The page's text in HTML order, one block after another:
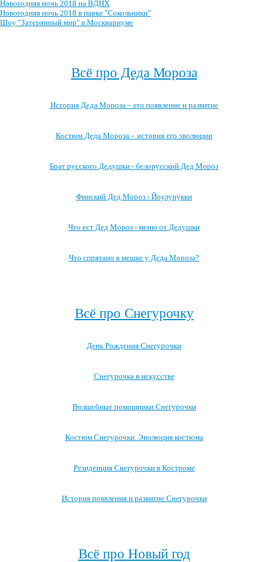
Новогодняя ночь 2018 на ВДНХ
Новогодняя ночь 2018 в парке "Сокольники"
Шоу "Затерянный мир" в Москвариуме
Всё про Деда Мороза
История Деда Мороза – его появление и развитие
Костюм Деда Мороза – история его эволюции
Брат русского Дедушки - белорусский Дед Мороз
Финский Дед Мороз - Йоулупукки
Что ест Дед Мороз - меню от Дедушки
Что спрятано в мешке у Деда Мороза?
Всё про Снегурочку
День Рождения Снегурочки
Снегурочка в искусстве
Волшебные помощники Снегурочки
Костюм Снегурочки. Эволюция костюма
Резиденция Снегурочки в Костроме
История появления и развитие Снегурочки
Всё про Новый год